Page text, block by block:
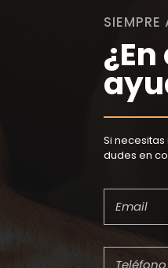
Si
dudes en